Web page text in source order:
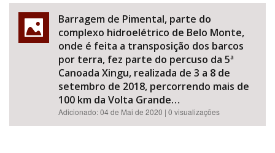
Barragem de Pimental, parte do
complexo hidroelétrico de Belo Monte,
onde é feita a transposição dos barcos
por terra, fez parte do percuso da 5ª
Canoada Xingu, realizada de 3 a 8 de
setembro de 2018, percorrendo mais de
100 km da Volta Grande…
Adicionado:04 de Mai de 2020 | 0 visualizações